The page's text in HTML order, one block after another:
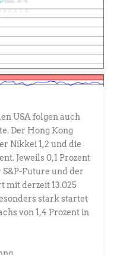
USA folgen auch
Der Hong Kong
Nikkei 1,2 und die
Jeweils 0,1 Prozent
Future und der
mit derzeit 13.025
stark startet
von 1,4 Prozent in